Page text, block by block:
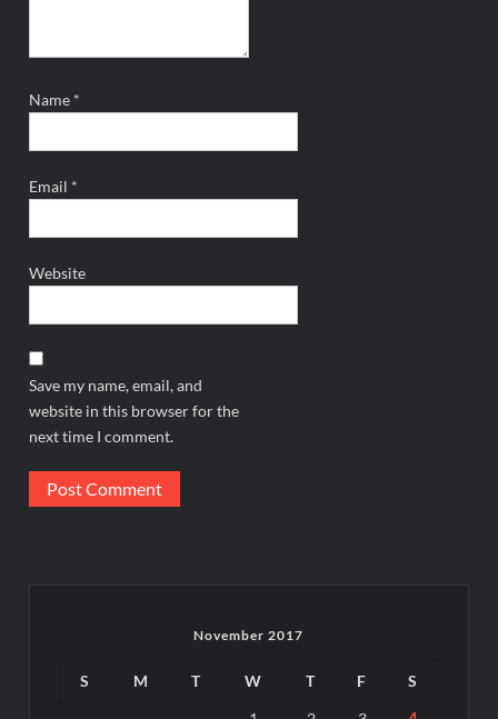
Name *
Email *
Website
Save my name, email, and
website in this browser for the
next time I comment.
November 2017
S M T W T F
S